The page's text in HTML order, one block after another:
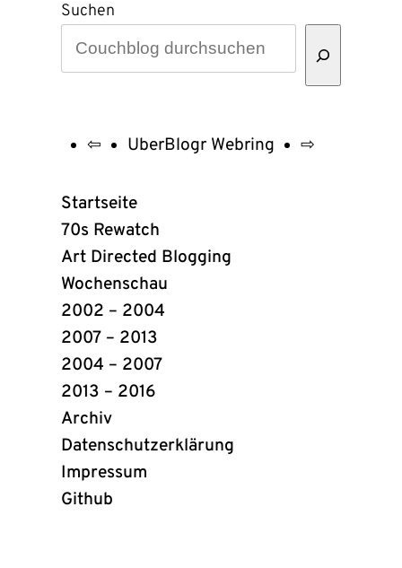
Suchen
UberBlogr
Webring
Links
⇦ UberBlogr Webring ⇨
Startseite
70s Rewatch
Art Directed Blogging
Wochenschau
2002 – 2004
2007 – 2013
2004 – 2007
2013 – 2016
Archiv
Datenschutzerklärung
Impressum
Github